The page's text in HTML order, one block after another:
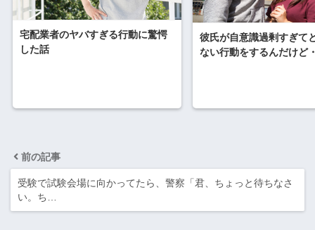
宅配業者のヤバすぎる行動に驚愕
した話
彼氏が自意識過剰すぎて
ない行動をするんだけど
前の記事
受験で試験会場に向かってたら、警察「君、ちょっと待ちなさ
い。ち…